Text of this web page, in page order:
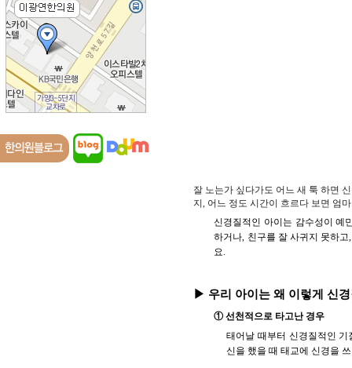
잘 노는가 싶다가도 어느 새 툭 하면
지, 어느 정도 시간이 흐르다 보면 엄
신경질적인 아이는 감수성이 예
하거나, 친구를 잘 사귀지 못하
요.
▶ 우리 아이는 왜 이렇게 신
① 선천적으로 타고난 경우
태어날 때부터 신경질적인
신을 했을 때 태교에 신경을